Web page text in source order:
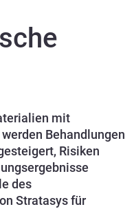
mit
Behandlungen
Risiken
des
Stratasys für